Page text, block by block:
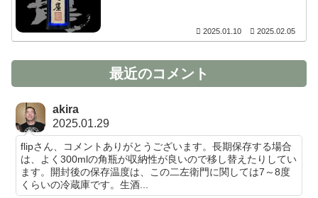
2025.01.10 2025.02.05
最近のコメント
akira
2025.01.29
flipさん、コメントありがとうございます。長期保存する場合
は、よく300mlの角瓶が収納性が良いので移し替えたりしてい
ます。開封後の保存温度は、この二左衛門に関しては7～8度
くらいの冷蔵庫です。生酒...